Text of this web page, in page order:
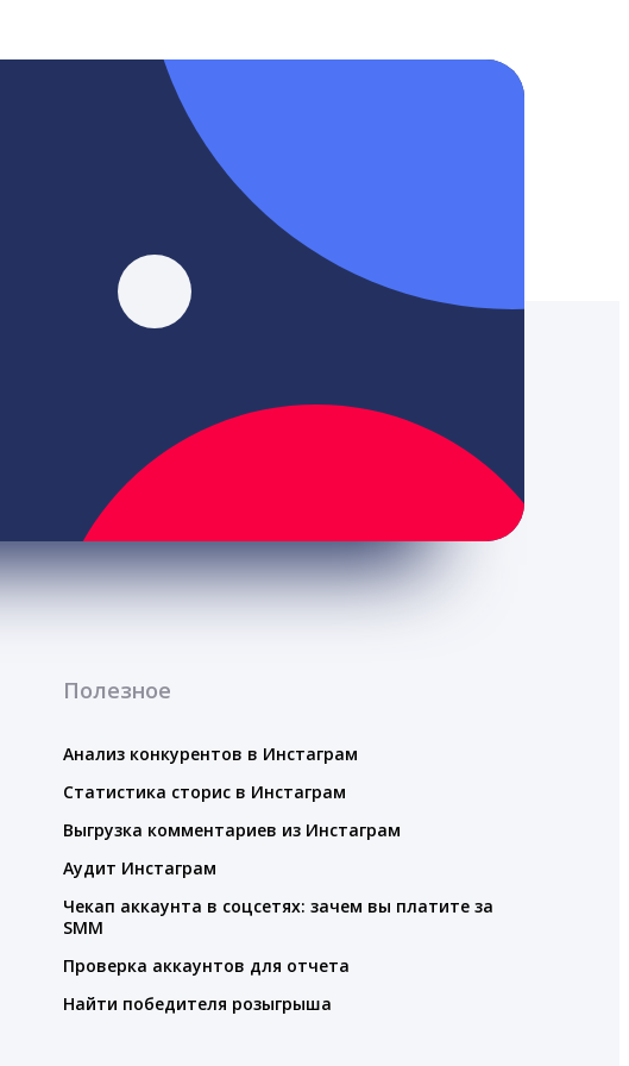
Полезное
Анализ конкурентов в Инстаграм
Статистика сторис в Инстаграм
Выгрузка комментариев из Инстаграм
Аудит Инстаграм
Чекап аккаунта в соцсетях: зачем вы платите за
SMM
Проверка аккаунтов для отчета
Найти победителя розыгрыша